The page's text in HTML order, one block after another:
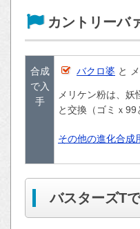
カントリーバ
合成
で入
手
バクロ婆 と
メリケン粉は、
と交換（ゴミｘ
その他の進化合成
バスターズT